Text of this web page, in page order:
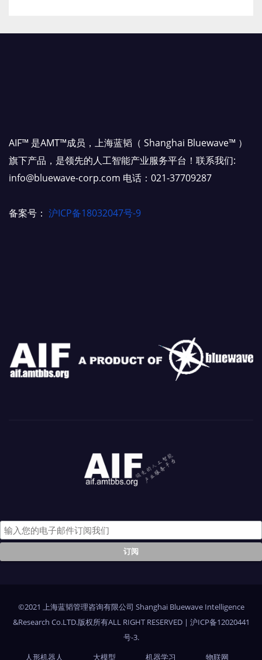
AIF™ 是AMT™成员，上海蓝韬（ Shanghai Bluewave™ ）
旗下产品，是领先的人工智能产业服务平台！联系我们:
info@bluewave-corp.com 电话：021-37709287
备案号： 沪ICP备18032047号-9
©2021 上海蓝韬管理咨询有限公司 Shanghai Bluewave Intelligence
&Research Co.LTD.版权所有ALL RIGHT RESERVED | 沪ICP备12020441
号-3.
人形机器人
大模型 机器学习 物联网